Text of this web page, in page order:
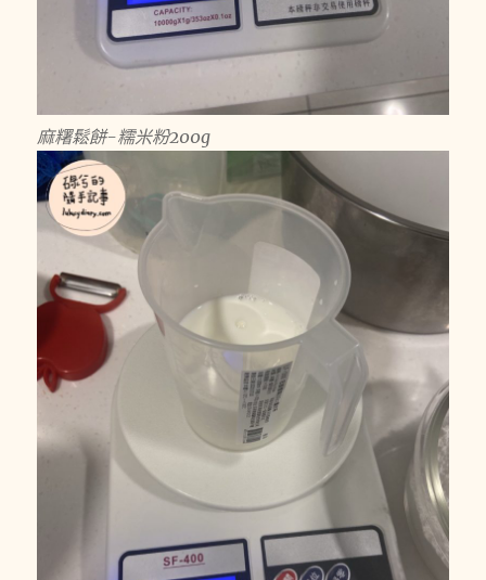
麻糬鬆餅-糯米粉200g